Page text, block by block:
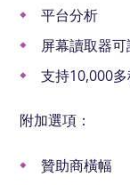
平台分析
屏幕讀取器
支持10,000
附加選項：
贊助商橫幅